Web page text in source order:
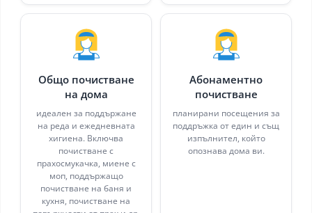
Общо почистване
на дома
идеален за поддържане
на реда и ежедневната
хигиена. Включва
почистване с
прахосмукачка, миене с
моп, поддържащо
почистване на баня и
кухня, почистване на
Абонаментно
почистване
планирани посещения за
поддръжка от един и същ
изпълнител, който
опознава дома ви.